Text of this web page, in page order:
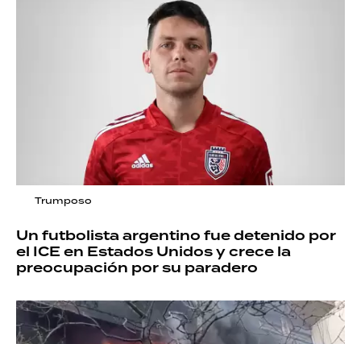
Trumposo
Un futbolista argentino fue detenido por
el ICE en Estados Unidos y crece la
preocupación por su paradero